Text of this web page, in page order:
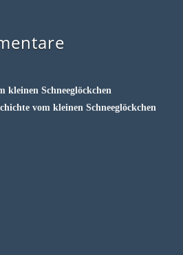
kleinen Schneeglöckchen
vom kleinen Schneeglöckchen